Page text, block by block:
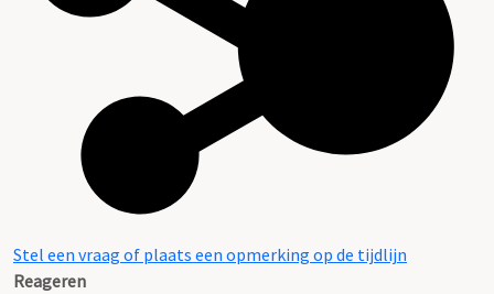
Stel een vraag of plaats een opmerking op de tijdlijn
Reageren